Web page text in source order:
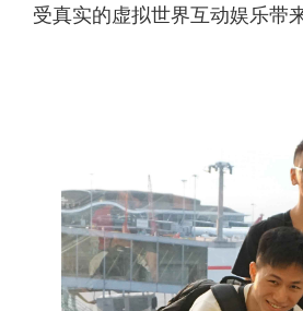
受真实的虚拟世界互动娱乐带